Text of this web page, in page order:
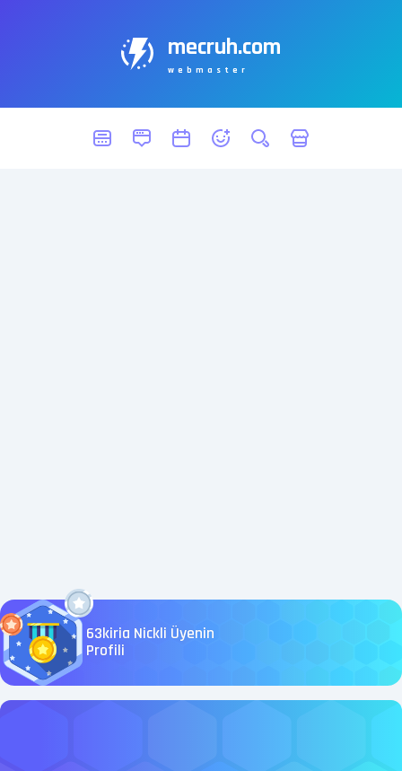
mecruh.com
webmaster
63kiria Nickli Üyenin
Profili